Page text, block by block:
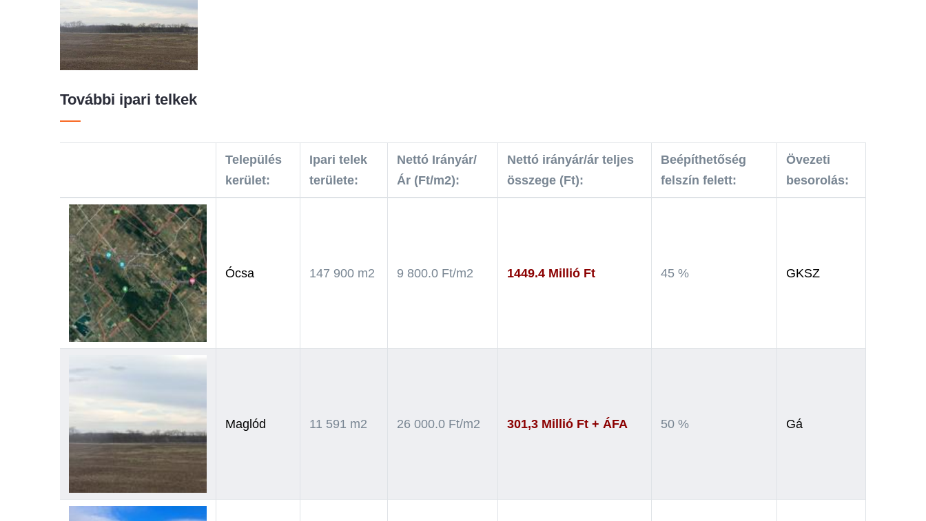
További ipari telkek
Település
kerület:
Ipari telek
területe:
Nettó Irányár/
Ár (Ft/m2):
Nettó irányár/ár teljes
összege (Ft):
Beépíthetőség
felszín felett:
Övezeti
besorolás:
Ócsa 147 900 m2 9 800.0 Ft/m2 1449.4 Millió Ft 45 % GKSZ
Maglód 11 591 m2 26 000.0 Ft/m2 301,3 Millió Ft + ÁFA 50 % Gá